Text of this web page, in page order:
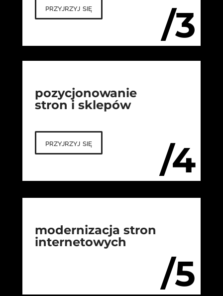
/3
przyjrzyj się
/4
pozycjonowanie
stron i sklepów
przyjrzyj się
/5
modernizacja stron
internetowych